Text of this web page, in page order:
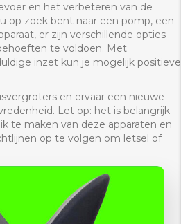
en het verbeteren van de
op zoek bent naar een pomp, een
er zijn verschillende opties
te voldoen. Met
inzet kun je mogelijk positieve
en ervaar een nieuwe
Let op: het is belangrijk
te maken van deze apparaten en
op te volgen om letsel of